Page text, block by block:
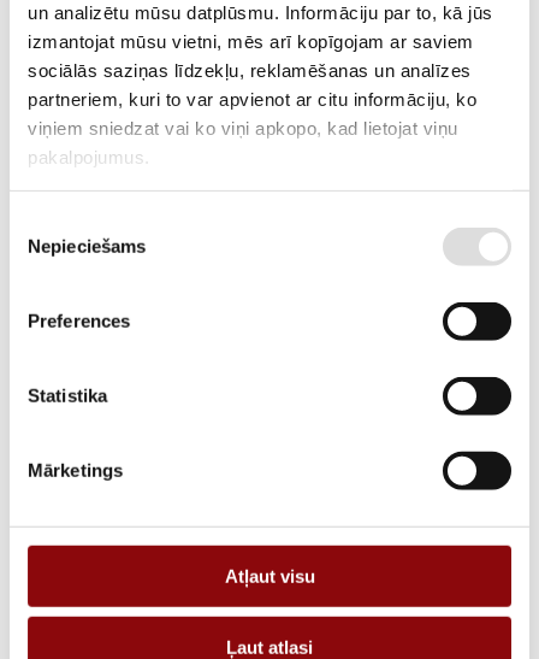
un analizētu mūsu datplūsmu. Informāciju par to, kā jūs
izmantojat mūsu vietni, mēs arī kopīgojam ar saviem
sociālās saziņas līdzekļu, reklamēšanas un analīzes
partneriem, kuri to var apvienot ar citu informāciju, ko
viņiem sniedzat vai ko viņi apkopo, kad lietojat viņu
pakalpojumus.
izvēle
Nepieciešams
Preferences
Statistika
Mārketings
Atļaut visu
Ļaut atlasi
RAŽOTĀJA KODS SWL2500-6FR
PIEGĀDES LAIKS, JA PRECE NAV
NOLIKTAVĀ RĪGĀ
3-6 nedēļas
APRAKSTS
Paaugstinātas ietilpības YUASA ražotās akumulatoru baterijas ir
elektrolītu. Tās ir pieļaujams novietot arī darbam horizontālā stāvoklī
(uz sāniem). Darbības ilgums 10-12 gadi pie darba temperatūras 25 C